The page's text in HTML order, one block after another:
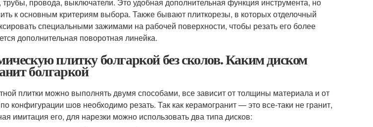
к основным критериям выбора. Также бывают плиткорезы, в которых отделочный
специальными зажимами на рабочей поверхности, чтобы резать его более
дополнительная поворотная линейка.
плитку болгаркой без сколов. Каким диском
болгаркой
плитки можно выполнять двумя способами, все зависит от толщины материала и от
конфигурации шов необходимо резать. Так как керамогранит — это все-таки не гранит,
имитация его, для нарезки можно использовать два типа дисков: